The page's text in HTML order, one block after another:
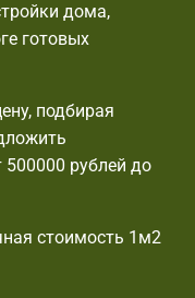
дома,
готовых
подбирая
рублей до
стоимость 1м2